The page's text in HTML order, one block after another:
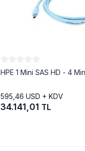
HPE 1 Mini SAS HD - 4
595,46 USD + KDV
34.141,01 TL